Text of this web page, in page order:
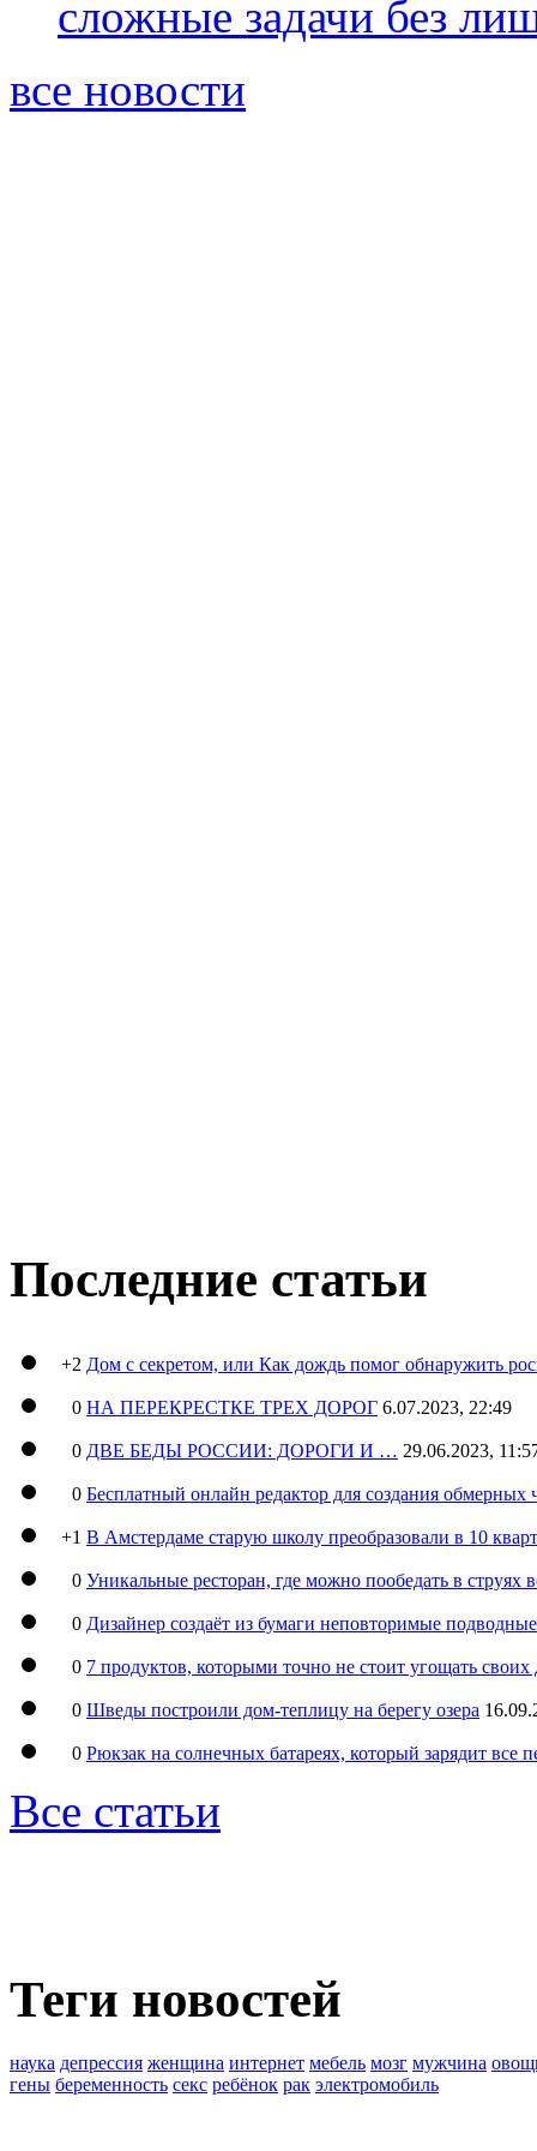
сложные задачи без
все новости
Последние статьи
+2 Дом с секретом, или Как дождь помог обнаружить
0 НА ПЕРЕКРЕСТКЕ ТРЕХ ДОРОГ 6.07.2023, 22:49
0 ДВЕ БЕДЫ РОССИИ: ДОРОГИ И … 29.06.2023,
0 Бесплатный онлайн редактор для создания обмерных
+1 В Амстердаме старую школу преобразовали в 10
0 Уникальные ресторан, где можно пообедать в струях
0 Дизайнер создаёт из бумаги неповторимые
0 7 продуктов, которыми точно не стоит угощать
0 Шведы построили дом-теплицу на берегу озера
0 Рюкзак на солнечных батареях, который зарядит все
Все статьи
Теги новостей
наука депрессия женщина интернет мебель мозг мужчина
гены беременность секс ребёнок рак электромобиль